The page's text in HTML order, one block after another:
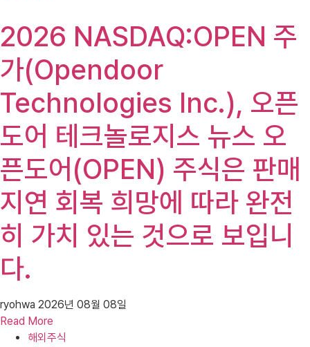
2026 NASDAQ:OPEN 주
가(Opendoor
Technologies Inc.), 오픈
도어 테크놀로지스 뉴스 오
픈도어(OPEN) 주식은 판매
지연 회복 희망에 따라 완전
히 가치 있는 것으로 보입니
다.
ryohwa 2026년 08월 08일
Read More
해외주식